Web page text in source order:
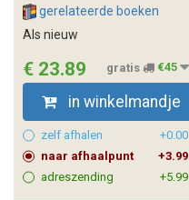
gerelateerde boeken
Als nieuw
€ 23.89 gratis €45
in winkelmandje
zelf afhalen
+0.00
naar afhaalpunt
+3.99
adreszending
+5.99